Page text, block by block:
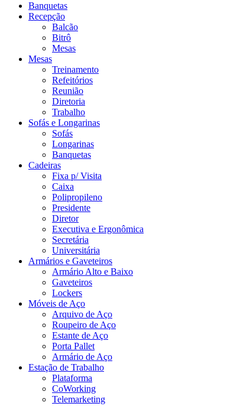
Banquetas
Recepção
Balcão
Bitrô
Mesas
Mesas
Treinamento
Refeitórios
Reunião
Diretoria
Trabalho
Sofás e Longarinas
Sofás
Longarinas
Banquetas
Cadeiras
Fixa p/ Visita
Caixa
Polipropileno
Presidente
Diretor
Executiva e Ergonômica
Secretária
Universitária
Armários e Gaveteiros
Armário Alto e Baixo
Gaveteiros
Lockers
Móveis de Aço
Arquivo de Aço
Roupeiro de Aço
Estante de Aço
Porta Pallet
Armário de Aço
Estação de Trabalho
Plataforma
CoWorking
Telemarketing